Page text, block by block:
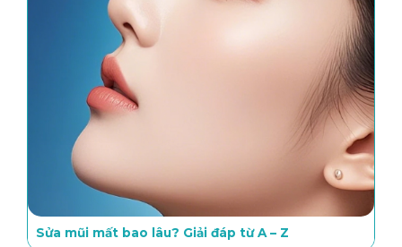
Sửa mũi mất bao lâu? Giải đáp từ A – Z